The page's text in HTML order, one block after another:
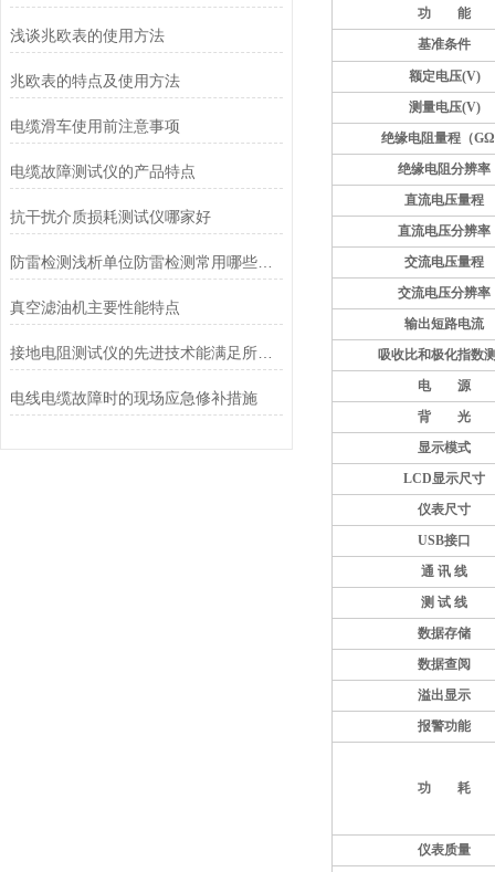
浅谈兆欧表的使用方法
兆欧表的特点及使用方法
电缆滑车使用前注意事项
电缆故障测试仪的产品特点
抗干扰介质损耗测试仪哪家好
防雷检测浅析单位防雷检测常用哪些防护方式
真空滤油机主要性能特点
接地电阻测试仪的先进技术能满足所有接地测量的要求
电线电缆故障时的现场应急修补措施
功 能
基准条件
额定电压(V)
测量电压(V)
绝缘电阻量程（GΩ
绝缘电阻分辨率
直流电压量程
直流电压分辨率
交流电压量程
交流电压分辨率
输出短路电流
吸收比和极化指数
电 源
背 光
显示模式
LCD显示尺寸
仪表尺寸
USB接口
通 讯 线
测 试 线
数据存储
数据查阅
溢出显示
报警功能
功 耗
仪表质量